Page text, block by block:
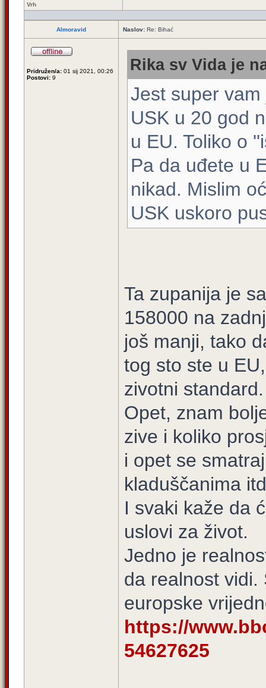
Vrh
Almoravid Naslov: Re: Bihać
Pridružen/a: 01 sij 2021, 00:26
Postovi: 9
Rika sv Vida je
Jest super
USK u 20 god
u EU. Toliko o
Pa da uđete u
nikad. Mislim
USK uskoro
Ta zupanija je
158000 na
još manji, tako
tog sto ste u
zivotni standard.
Opet, znam
zive i koliko
i opet se
kladuščanima
I svaki kaže da
uslovi za život.
Jedno je
da realnost vidi.
europske
https://
54627625